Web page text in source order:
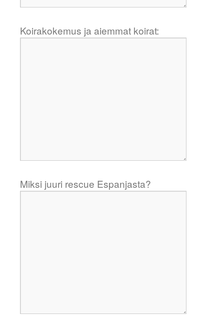
Koirakokemus ja aiemmat koirat:
Miksi juuri rescue Espanjasta?